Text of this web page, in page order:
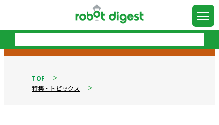
TOP
特集・トピックス